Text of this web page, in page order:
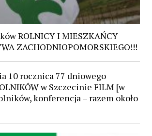
ROLNICY I MIESZKAŃCY
ZACHODNIOPOMORSKIEGO!!!
10 rocznica 77 dniowego
w Szczecinie FILM [w
konferencja – razem około